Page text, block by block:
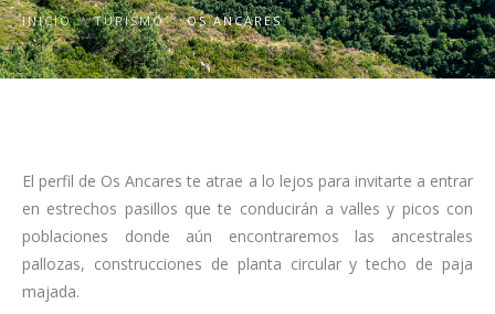
INICIO / TURISMO / OS ANCARES
El perfil de Os Ancares te atrae a lo lejos para invitarte a entrar
en estrechos pasillos que te conducirán a valles y picos con
poblaciones donde aún encontraremos las ancestrales
pallozas, construcciones de planta circular y techo de paja
majada.